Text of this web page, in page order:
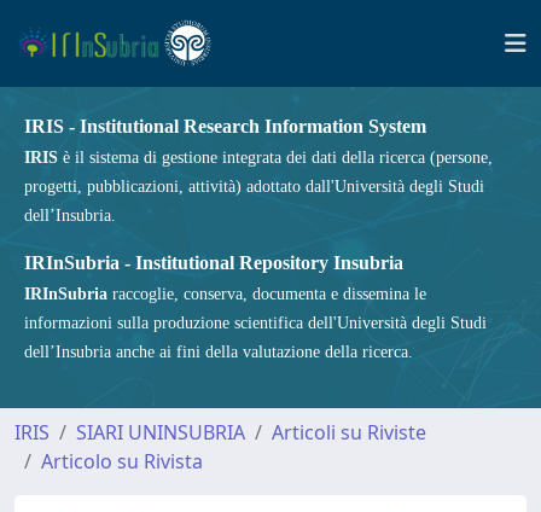
IRIS - Institutional Research Information System
IRIS è il sistema di gestione integrata dei dati della ricerca (persone,
progetti, pubblicazioni, attività) adottato dall'Università degli Studi
dell’Insubria.
IRInSubria - Institutional Repository Insubria
IRInSubria raccoglie, conserva, documenta e dissemina le
informazioni sulla produzione scientifica dell'Università degli Studi
dell’Insubria anche ai fini della valutazione della ricerca.
IRIS SIARI UNINSUBRIA
Articoli su Riviste
Articolo su Rivista